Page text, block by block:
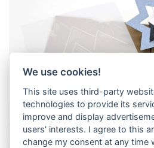
We use cookies!
This site uses third-party
technologies to provide its
improve and display
users' interests. I agree to this
change my consent at any time